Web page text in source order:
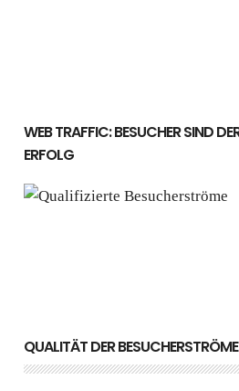
WEB TRAFFIC: BESUCHER SIND
ERFOLG
Qualität der Besucherströme –
QUALITÄT DER